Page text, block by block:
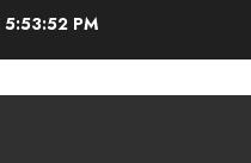
5:53:53 PM